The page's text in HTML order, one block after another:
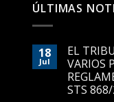
ÚLTIMAS
18
Jul
EL
VARIOS
STS